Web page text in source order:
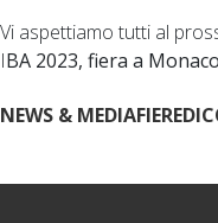
Vi aspettiamo tutti al
IBA 2023, fiera a
NEWS & MEDIAFIERE